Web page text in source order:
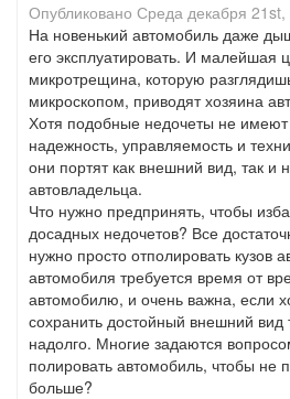
Опубликовано Среда декабря 21st,
На новенький автомобиль даже
его эксплуатировать. И малейшая
микротрещина, которую
микроскопом, приводят хозяина
Хотя подобные недочеты не имеют
надежность, управляемость и
они портят как внешний вид, так и
автовладельца.
Что нужно предпринять, чтобы
досадных недочетов? Все
нужно просто отполировать кузов
автомобиля требуется время от
автомобилю, и очень важна, если
сохранить достойный внешний вид
надолго. Многие задаются
полировать автомобиль, чтобы не
больше?